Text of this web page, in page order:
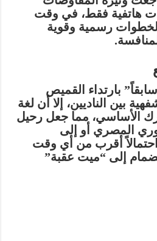
هاتفية فقط، في وقت
رسمية وقوية
بارتداء القميص
بين الناديين، إلا أن لغة
الأساسي، مما جعل رحيل
المصري أو إلى
احتمالاً أقرب من أي وقت
إلى “ميت عقبة”